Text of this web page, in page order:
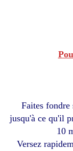
Faites
jusqu'à ce qu'il
10
Versez